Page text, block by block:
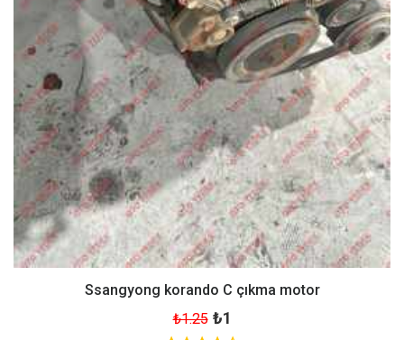
Ssangyong korando C çıkma motor
₺1.25 ₺1